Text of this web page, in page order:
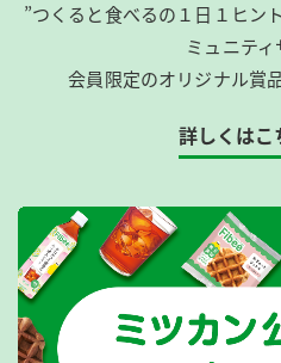
”つくると食べるの１日１ヒン
ミュニティ
会員限定のオリジナル賞
詳しくはこ